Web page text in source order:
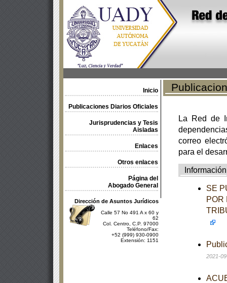
Inicio
Publicaciones Diarios Oficiales
Jurisprudencias y Tesis
Aisladas
Enlaces
Otros enlaces
Página del
Abogado General
Dirección de Asuntos Jurídicos
Calle 57 No 491 A x 60 y
62
Col. Centro, C.P. 97000
Teléfono/Fax:
+52 (999) 930-0900
Extensión: 1151
La Red de
correo
para el
Información
SE
POR
2021-